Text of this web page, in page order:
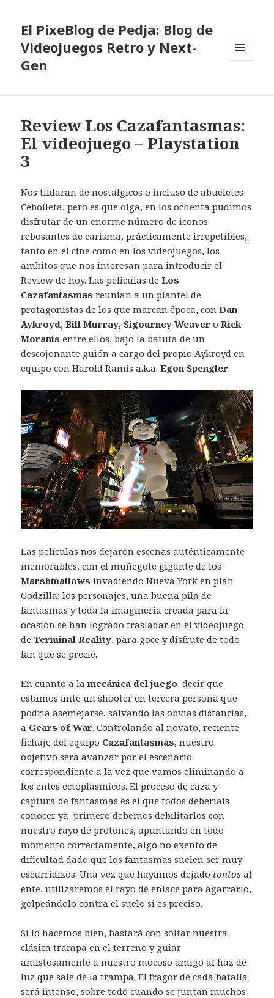
El PixeBlog de Pedja: Blog de
Videojuegos Retro y Next-
Gen
Review Los Cazafantasmas:
El videojuego – Playstation
3
Nos tildaran de nostálgicos o incluso de abueletes
Cebolleta, pero es que oiga, en los ochenta pudimos
disfrutar de un enorme número de iconos
rebosantes de carisma, prácticamente irrepetibles,
tanto en el cine como en los videojuegos, los
ámbitos que nos interesan para introducir el
Review de hoy. Las películas deLos
Cazafantasmas reunían a un plantel de
protagonistas de los que marcan época, conDan
Aykroyd,Bill Murray, Sigourney Weaver oRick
Moranisentre ellos, bajo la batuta de un
descojonante guión a cargo del propio Aykroyd en
equipo con Harold Ramis a.k.a.Egon Spengler.
Las películas nos dejaron escenas auténticamente
memorables, con el muñegote gigante de los
Marshmallowsinvadiendo Nueva York en plan
Godzilla; los personajes, una buena pila de
fantasmas y toda la imaginería creada para la
ocasión se han logrado trasladar en el videojuego
deTerminal Reality, para goce y disfrute de todo
fan que se precie.
En cuanto a lamecánica del juego, decir que
estamos ante un shooter en tercera persona que
podría asemejarse, salvando las obvias distancias,
a Gears of War. Controlando al novato, reciente
fichaje del equipo Cazafantasmas, nuestro
objetivo será avanzar por el escenario
correspondiente a la vez que vamos eliminando a
los entes ectoplásmicos. El proceso de caza y
captura de fantasmas es el que todos deberíais
conocer ya: primero debemos debilitarlos con
nuestro rayo de protones, apuntando en todo
momento correctamente, algo no exento de
dificultad dado que los fantasmas suelen ser muy
escurridizos. Una vez que hayamos dejado tontos al
ente, utilizaremos el rayo de enlace para agarrarlo,
golpeándolo contra el suelo si es preciso.
Si lo hacemos bien, bastará con soltar nuestra
clásica trampa en el terreno y guiar
amistosamente a nuestro mocoso amigo al haz de
luz que sale de la trampa. El fragor de cada batalla
será intenso, sobre todo cuando se juntan muchos